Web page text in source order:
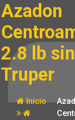
Azadon
2.8 lb
Truper
Inicio